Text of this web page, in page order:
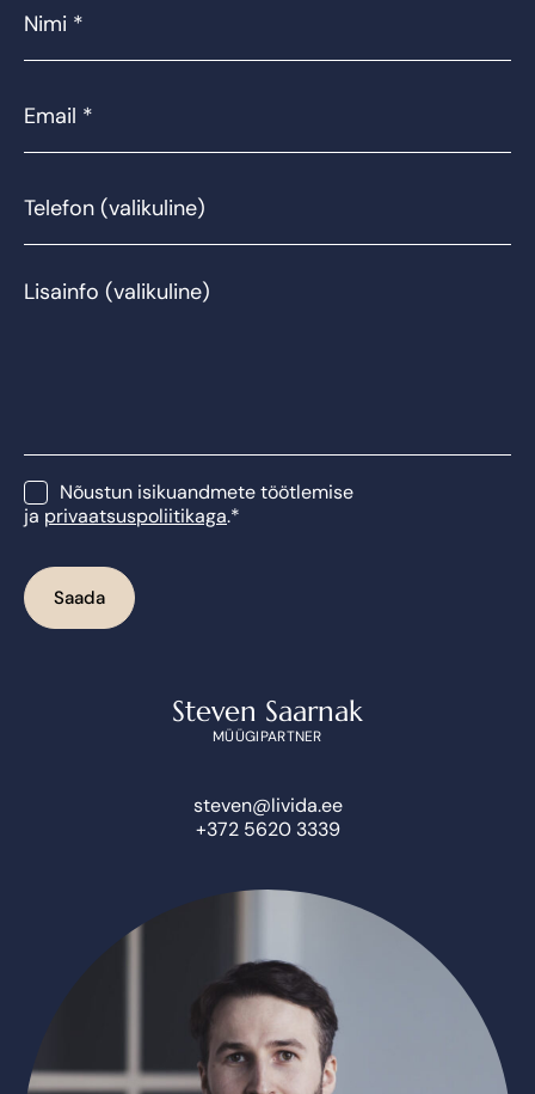
Consent*
Nõustun isikuandmete töötlemise
ja privaatsuspoliitikaga.*
Steven Saarnak
MÜÜGIPARTNER
steven@livida.ee
+372 5620 3339